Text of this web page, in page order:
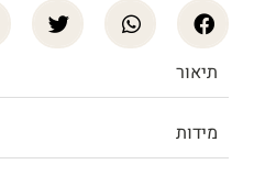
תיאור
מידות